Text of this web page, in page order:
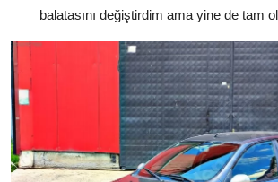
balatasını değiştirdim ama yine de tam